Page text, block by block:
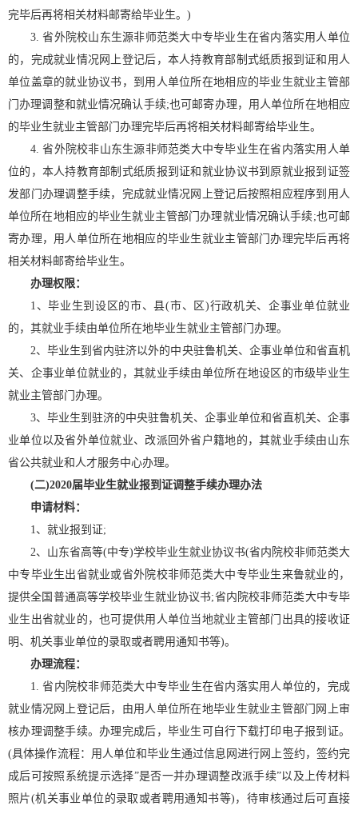
完毕后再将相关材料邮寄给毕业生。)
3. 省外院校山东生源非师范类大中专毕业生在省内落实用人单位
的，完成就业情况网上登记后，本人持教育部制式纸质报到证和用人
单位盖章的就业协议书，到用人单位所在地相应的毕业生就业主管部
门办理调整和就业情况确认手续;也可邮寄办理，用人单位所在地相应
的毕业生就业主管部门办理完毕后再将相关材料邮寄给毕业生。
4. 省外院校非山东生源非师范类大中专毕业生在省内落实用人单
位的，本人持教育部制式纸质报到证和就业协议书到原就业报到证签
发部门办理调整手续，完成就业情况网上登记后按照相应程序到用人
单位所在地相应的毕业生就业主管部门办理就业情况确认手续;也可邮
寄办理，用人单位所在地相应的毕业生就业主管部门办理完毕后再将
相关材料邮寄给毕业生。
办理权限：
1、毕业生到设区的市、县(市、区)行政机关、企事业单位就业
的，其就业手续由单位所在地毕业生就业主管部门办理。
2、毕业生到省内驻济以外的中央驻鲁机关、企事业单位和省直机
关、企事业单位就业的，其就业手续由单位所在地设区的市级毕业生
就业主管部门办理。
3、毕业生到驻济的中央驻鲁机关、企事业单位和省直机关、企事
业单位以及省外单位就业、改派回外省户籍地的，其就业手续由山东
省公共就业和人才服务中心办理。
(二)2020届毕业生就业报到证调整手续办理办法
申请材料：
1、就业报到证;
2、山东省高等(中专)学校毕业生就业协议书(省内院校非师范类大
中专毕业生出省就业或省外院校非师范类大中专毕业生来鲁就业的，
提供全国普通高等学校毕业生就业协议书;省内院校非师范类大中专毕
业生出省就业的，也可提供用人单位当地就业主管部门出具的接收证
明、机关事业单位的录取或者聘用通知书等)。
办理流程：
1. 省内院校非师范类大中专毕业生在省内落实用人单位的，完成
就业情况网上登记后，由用人单位所在地毕业生就业主管部门网上审
核办理调整手续。办理完成后，毕业生可自行下载打印电子报到证。
(具体操作流程：用人单位和毕业生通过信息网进行网上签约，签约完
成后可按照系统提示选择”是否一并办理调整改派手续”以及上传材料
照片(机关事业单位的录取或者聘用通知书等)，待审核通过后可直接